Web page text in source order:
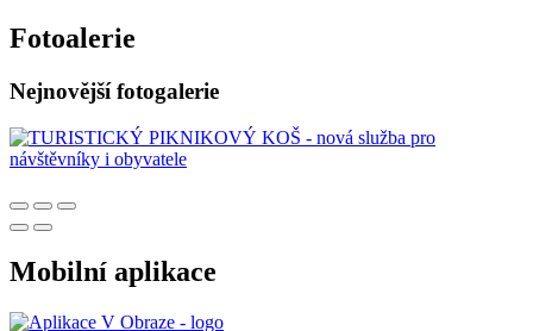
Fotoalerie
Nejnovější fotogalerie
Mobilní aplikace